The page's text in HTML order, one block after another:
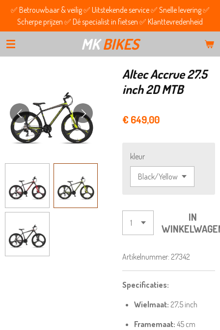
Ga
direct
naar
de
hoofdinhoud
MKBIKES
✅ Betrouwbaar & veilig ✅ Uitstekende service ✅ Snelle levering ✅
Scherpe prijzen ✅ Dé specialist in fietsen ✅ Klanttevredenheid
Altec Accrue 27.5
inch 2D MTB
€ 649,00
kleur
IN
Artikelnummer: 27342
Specificaties:
Wielmaat: 27,5 inch
Framemaat: 45 cm